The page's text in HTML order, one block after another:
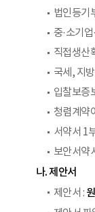
법인등기
중·소기
직접생산
국세, 지
입찰보증
청렴계약
서약서 1
보안서약
나. 제안서
제안서 :